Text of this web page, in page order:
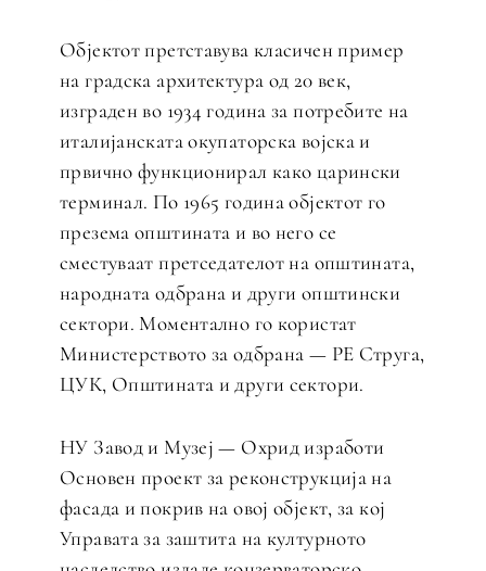
Објектот претставува класичен пример
на градска архитектура од 20 век,
изграден во 1934 година за потребите на
италијанската окупаторска војска и
првично функционирал како царински
терминал. По 1965 година објектот го
презема општината и во него се
сместуваат претседателот на општината,
народната одбрана и други општински
сектори. Моментално го користат
Министерството за одбрана — РЕ Струга,
ЦУК, Општината и други сектори.
НУ Завод и Музеј — Охрид изработи
Основен проект за реконструкција на
фасада и покрив на овој објект, за кој
Управата за заштита на културното